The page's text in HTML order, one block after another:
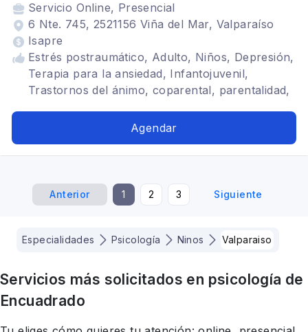
Servicio Online, Presencial
6 Nte. 745, 2521156 Viña del Mar, Valparaíso
Isapre
Estrés postraumático, Adulto, Niños, Depresión,
Terapia para la ansiedad, Infantojuvenil,
Trastornos del ánimo, coparental, parentalidad,
Bipolaridad, TDAH, Adicciones
Agendar
Anterior 1 2 3 Siguiente
Especialidades Psicología Ninos Valparaiso
Servicios más solicitados en psicología de
Encuadrado